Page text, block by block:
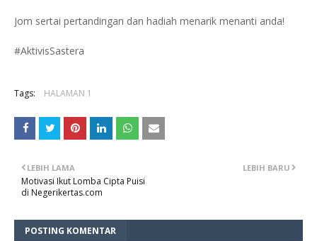
Jom sertai pertandingan dan hadiah menarik menanti anda!
#AktivisSastera
Tags: HALAMAN 1
LEBIH BARU
LEBIH LAMA
Motivasi Ikut Lomba Cipta Puisi
di Negerikertas.com
POSTING KOMENTAR